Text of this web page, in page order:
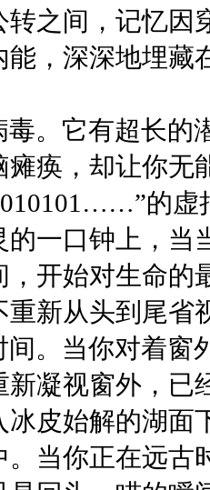
转之间，记忆因
能，深深地埋藏
。它有超长的
瘫痪，却让你无
的
的一口钟上，当
，开始对生命的
重新从头到尾
。当你对着窗
新凝视窗外，已
冰皮始解的湖
。当你正在远古